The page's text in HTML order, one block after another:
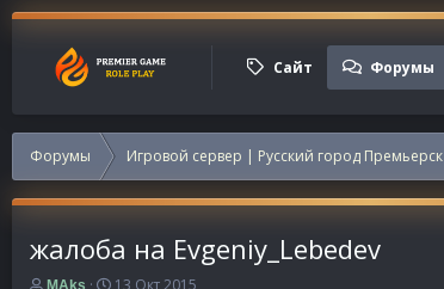
Сайт Форумы
Форумы Игровой сервер | Русский город Премьерск
жалоба на Evgeniy_Lebedev
АMAks
Д13 Окт 2015